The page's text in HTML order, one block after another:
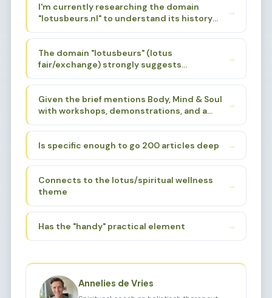
I'm currently researching the domain
"lotusbeurs.nl" to understand its history
and original focus. Based on the niche brief
provided, I know it was associated with
Body, Mind & Soul events. I need to find a
specific sub-sub-niche that aligns with the
domain's history and name, while also being
deep enough for 200 articles.
→
The domain "lotusbeurs" (lotus
fair/exchange) strongly suggests
spirituality, alternative wellness, and
holistic living. The lotus flower is a powerful
symbol in Eastern spirituality - Buddhism,
Hinduism, yoga traditions. The "beurs"
(fair/market) aspect suggests a gathering
place for these practices.
→
Given the brief mentions Body, Mind & Soul
with workshops, demonstrations, and a
loving atmosphere, I need to find a sub-
sub-niche that:
→
Is specific enough to go 200 articles deep →
Connects to the lotus/spiritual wellness
theme
→
Has the "handy" practical element →
Annelies de Vries